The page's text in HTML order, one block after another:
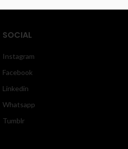
SOCIAL
Instagram
Facebook
Linkedin
Whatsapp
Tumblr